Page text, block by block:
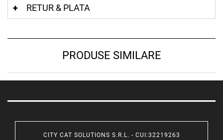
RETUR & PLATA
PRODUSE SIMILARE
CITY CAT SOLUTIONS S.R.L. - CUI:32219263